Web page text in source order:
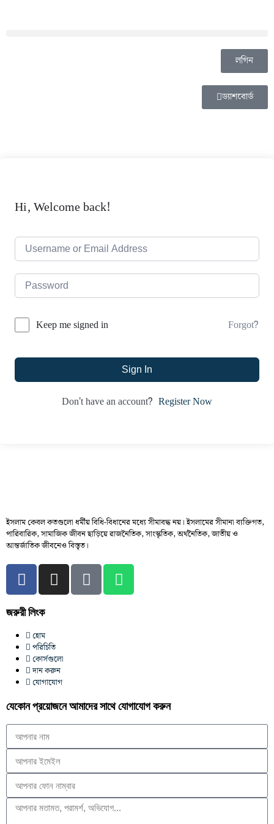
লগিন
ড্যাশবোর্ড
Hi, Welcome back!
Keep me signed in Forgot?
Sign In
Don't have an account? Register Now
ইসলাম কেবল কতগুলো ধর্মীয় বিধি-বিধানের মধ্যে সীমাবদ্ধ নয়। ইসলামের সীমানা ব্যক্তিগত,
পারিবারিক, সামাজিক জীবন ছাড়িয়ে রাজনৈতিক, সাংস্কৃতিক, অর্থনৈতিক, জাতীয় ও
আন্তর্জাতিক জীবনেও বিস্তৃত।
জরুরী লিংক
হোম
পরিচিতি
কোর্সগুলো
দান করুন
যোগাযোগ
যেকোন প্রয়োজনে আমাদের সাথে যোগাযোগ করুন